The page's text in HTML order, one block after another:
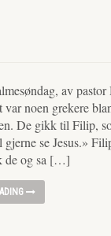
av
var noen grekere
De gikk til Filip,
se Jesus.»
de og sa […]